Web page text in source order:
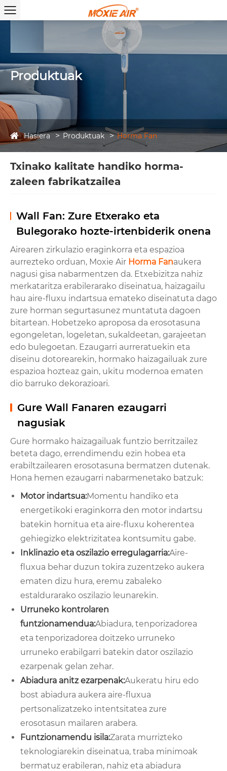
Produktuak
Hasiera Produktuak Horma Fan
Txinako kalitate handiko horma-
zaleen fabrikatzailea
Wall Fan: Zure Etxerako eta
Bulegorako hozte-irtenbiderik onena
Airearen zirkulazio eraginkorra eta espazioa
aurrezteko orduan, Moxie Air Horma Fanaukera
nagusi gisa nabarmentzen da. Etxebizitza nahiz
merkataritza erabilerarako diseinatua, haizagailu
hau aire-fluxu indartsua emateko diseinatuta dago
zure horman segurtasunez muntatuta dagoen
bitartean. Hobetzeko aproposa da erosotasuna
egongeletan, logeletan, sukaldeetan, garajeetan
edo bulegoetan. Ezaugarri aurreratuekin eta
diseinu dotorearekin, hormako haizagailuak zure
espazioa hozteaz gain, ukitu modernoa ematen
dio barruko dekorazioari.
Gure Wall Fanaren ezaugarri
nagusiak
Gure hormako haizagailuak funtzio berritzailez
beteta dago, errendimendu ezin hobea eta
erabiltzailearen erosotasuna bermatzen dutenak.
Hona hemen ezaugarri nabarmenetako batzuk:
Motor indartsua:Momentu handiko eta
energetikoki eraginkorra den motor indartsu
batekin hornitua eta aire-fluxu koherentea
gehiegizko elektrizitatea kontsumitu gabe.
Inklinazio eta oszilazio erregulagarria:Aire-
fluxua behar duzun tokira zuzentzeko aukera
ematen dizu hura, eremu zabaleko
estaldurarako oszilazio leunarekin.
Urruneko kontrolaren
funtzionamendua:Abiadura, tenporizadorea
eta tenporizadorea doitzeko urruneko
urruneko erabilgarri batekin dator oszilazio
ezarpenak gelan zehar.
Abiadura anitz ezarpenak:Aukeratu hiru edo
bost abiadura aukera aire-fluxua
pertsonalizatzeko intentsitatea zure
erosotasun mailaren arabera.
Funtzionamendu isila:Zarata murrizteko
teknologiarekin diseinatua, traba minimoak
bermatuz erabileran, nahiz eta abiadura